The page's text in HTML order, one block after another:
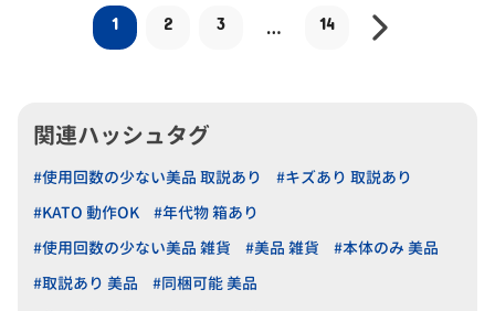
1 2 3 … 14
関連ハッシュタグ
#使用回数の少ない美品 取説あり
#キズあり 取説あり
#KATO 動作OK
#年代物 箱あり
#使用回数の少ない美品 雑貨
#美品 雑貨
#本体のみ 美品
#取説あり 美品
#同梱可能 美品